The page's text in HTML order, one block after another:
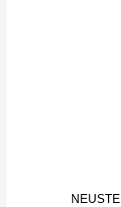
NEUSTE